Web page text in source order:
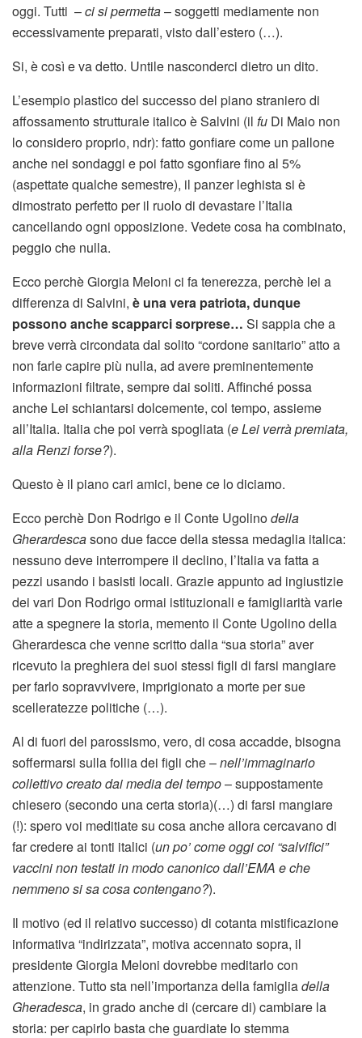
oggi. Tutti –ci si permetta– soggetti mediamente non
eccessivamente preparati, visto dall’estero (…).
Si, è così e va detto. Untile nasconderci dietro un dito.
L’esempio plastico del successo del piano straniero di
affossamento strutturale italico è Salvini (il fu Di Maio non
lo considero proprio, ndr): fatto gonfiare come un pallone
anche nei sondaggi e poi fatto sgonfiare fino al 5%
(aspettate qualche semestre), il panzer leghista si è
dimostrato perfetto per il ruolo di devastare l’Italia
cancellando ogni opposizione. Vedete cosa ha combinato,
peggio che nulla.
Ecco perchè Giorgia Meloni ci fa tenerezza, perchè lei a
differenza di Salvini, è una vera patriota, dunque
possono anche scapparci sorprese… Si sappia che a
breve verrà circondata dal solito “cordone sanitario” atto a
non farle capire più nulla, ad avere preminentemente
informazioni filtrate, sempre dai soliti. Affinché possa
anche Lei schiantarsi dolcemente, col tempo, assieme
all’Italia. Italia che poi verrà spogliata (e Lei verrà premiata,
alla Renzi forse?).
Questo è il piano cari amici, bene ce lo diciamo.
Ecco perchè Don Rodrigo e il Conte Ugolinodella
Gherardescasono due facce della stessa medaglia italica:
nessuno deve interrompere il declino, l’Italia va fatta a
pezzi usando i basisti locali. Grazie appunto ad ingiustizie
dei vari Don Rodrigo ormai istituzionali e famigliarità varie
atte a spegnere la storia, memento il Conte Ugolino della
Gherardesca che venne scritto dalla “sua storia” aver
ricevuto la preghiera dei suoi stessi figli di farsi mangiare
per farlo sopravvivere, imprigionato a morte per sue
scelleratezze politiche (…).
Al di fuori del parossismo, vero, di cosa accadde, bisogna
soffermarsi sulla follia dei figli che –nell’immaginario
collettivo creato dai media del tempo– suppostamente
chiesero (secondo una certa storia)(…) di farsi mangiare
(!): spero voi meditiate su cosa anche allora cercavano di
far credere ai tonti italici (un po’ come oggi coi “salvifici”
vaccini non testati in modo canonico dall’EMA e che
nemmeno si sa cosa contengano?).
Il motivo (ed il relativo successo) di cotanta mistificazione
informativa “indirizzata”, motiva accennato sopra, il
presidente Giorgia Meloni dovrebbe meditarlo con
attenzione. Tutto sta nell’importanza della famigliadella
Gheradesca, in grado anche di (cercare di) cambiare la
storia: per capirlo basta che guardiate lo stemma